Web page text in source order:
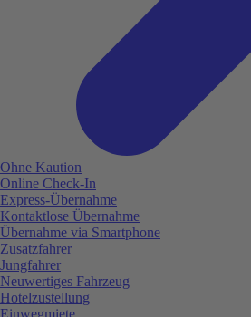
Ohne Kaution
Online Check-In
Express-Übernahme
Kontaktlose Übernahme
Übernahme via Smartphone
Zusatzfahrer
Jungfahrer
Neuwertiges Fahrzeug
Hotelzustellung
Einwegmiete